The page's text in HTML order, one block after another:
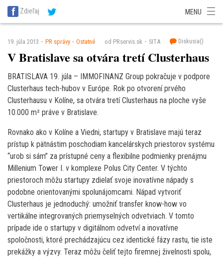
SITA Energetika
SITA Potravinárstvo
Zdieľaj MENU
19. júla 2013 PR správy Ostatné od PRservis.sk SITA Diskusia()
V Bratislave sa otvára tretí Clusterhaus
BRATISLAVA 19. júla – IMMOFINANZ Group pokračuje v podpore
Clusterhaus tech-hubov v Európe. Rok po otvorení prvého
Clusterhausu v Kolíne, sa otvára tretí Clusterhaus na ploche vyše
10.000 m² práve v Bratislave.
Rovnako ako v Kolíne a Viedni, startupy v Bratislave majú teraz
prístup k pätnástim poschodiam kancelárskych priestorov systému
“urob si sám” za prístupné ceny a flexibilne podmienky prenájmu
Millenium Tower I. v komplexe Polus City Center. V týchto
priestoroch môžu startupy zdielať svoje inovatívne nápady s
podobne orientovanými spolunájomcami. Nápad vytvoriť
Clusterhaus je jednoduchý: umožniť transfer know-how vo
vertikálne integrovaných priemyselných odvetviach. V tomto
prípade ide o startupy v digitálnom odvetví a inovatívne
spoločnosti, ktoré prechádzajúcu cez identické fázy rastu, tie iste
prekážky a výzvy. Teraz môžu čeliť tejto firemnej živelnosti spolu,